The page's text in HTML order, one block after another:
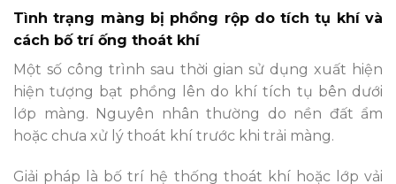
Tình trạng màng bị phồng rộp do tích tụ khí và
cách bố trí ống thoát khí
Một số công trình sau thời gian sử dụng xuất hiện
hiện tượng bạt phồng lên do khí tích tụ bên dưới
lớp màng. Nguyên nhân thường do nền đất ẩm
hoặc chưa xử lý thoát khí trước khi trải màng.
Giải pháp là bố trí hệ thống thoát khí hoặc lớp vải